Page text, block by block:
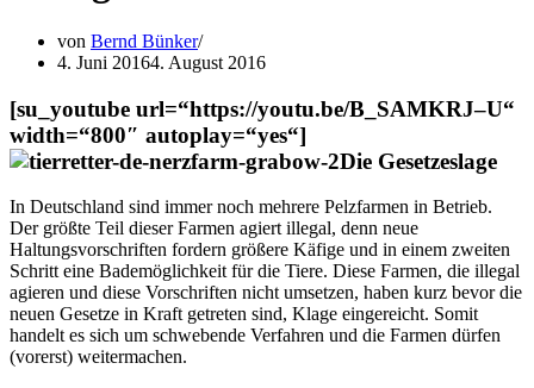
von Bernd Bünker
4. Juni 20164. August 2016
[su_youtube url=“https://youtu.be/B_SAMKRJ–U“
width=“800″ autoplay=“yes“]
Die Gesetzeslage
In Deutschland sind immer noch mehrere Pelzfarmen in Betrieb.
Der größte Teil dieser Farmen agiert illegal, denn neue
Haltungsvorschriften fordern größere Käfige und in einem zweiten
Schritt eine Bademöglichkeit für die Tiere. Diese Farmen, die illegal
agieren und diese Vorschriften nicht umsetzen, haben kurz bevor die
neuen Gesetze in Kraft getreten sind, Klage eingereicht. Somit
handelt es sich um schwebende Verfahren und die Farmen dürfen
(vorerst) weitermachen.